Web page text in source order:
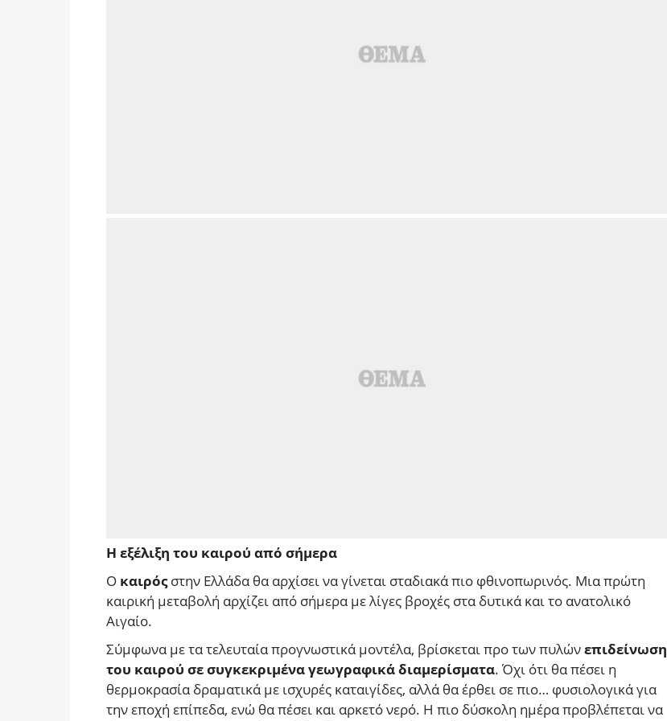
Η εξέλιξη του καιρού από σήμερα
Ο καιρόςστην Ελλάδα θα αρχίσει να γίνεται σταδιακά πιο φθινοπωρινός. Μια πρώτη
καιρική μεταβολή αρχίζει από σήμερα με λίγες βροχές στα δυτικά και το ανατολικό
Αιγαίο.
Σύμφωνα με τα τελευταία προγνωστικά μοντέλα, βρίσκεται προ των πυλώνεπιδείνωση
του καιρού σε συγκεκριμένα γεωγραφικά διαμερίσματα. Όχι ότι θα πέσει η
θερμοκρασία δραματικά με ισχυρές καταιγίδες, αλλά θα έρθει σε πιο… φυσιολογικά για
την εποχή επίπεδα, ενώ θα πέσει και αρκετό νερό. Η πιο δύσκολη ημέρα προβλέπεται να